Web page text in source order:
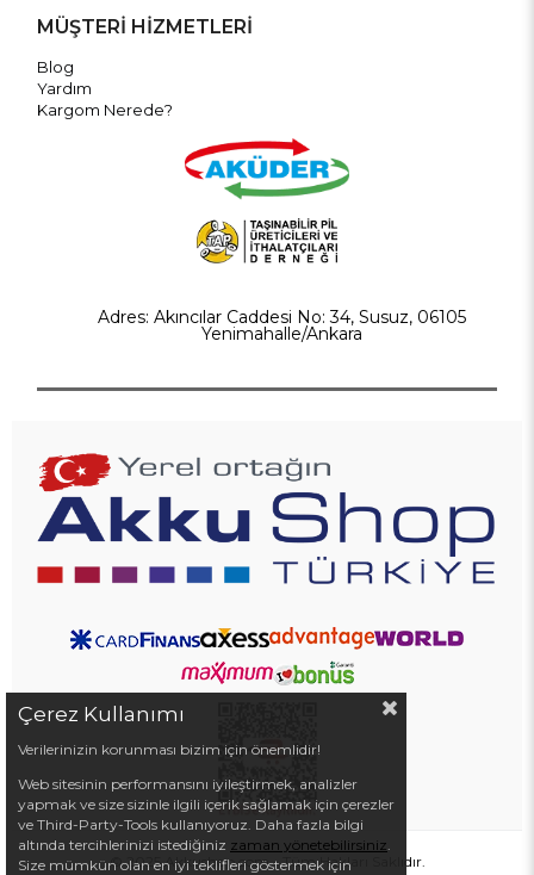
MÜŞTERİ HİZMETLERİ
Blog
Yardım
Kargom Nerede?
Adres: Akıncılar Caddesi No: 34, Susuz, 06105
Yenimahalle/Ankara
© 2025 Akkushop.com - Tüm Hakları Saklıdır.
Çerez Kullanımı
Verilerinizin korunması bizim için önemlidir!
Web sitesinin performansını iyileştirmek, analizler
yapmak ve size sizinle ilgili içerik sağlamak için çerezler
ve Third-Party-Tools kullanıyoruz. Daha fazla bilgi
altında tercihlerinizi istediğiniz zaman yönetebilirsiniz.
Size mümkün olan en iyi teklifleri göstermek için